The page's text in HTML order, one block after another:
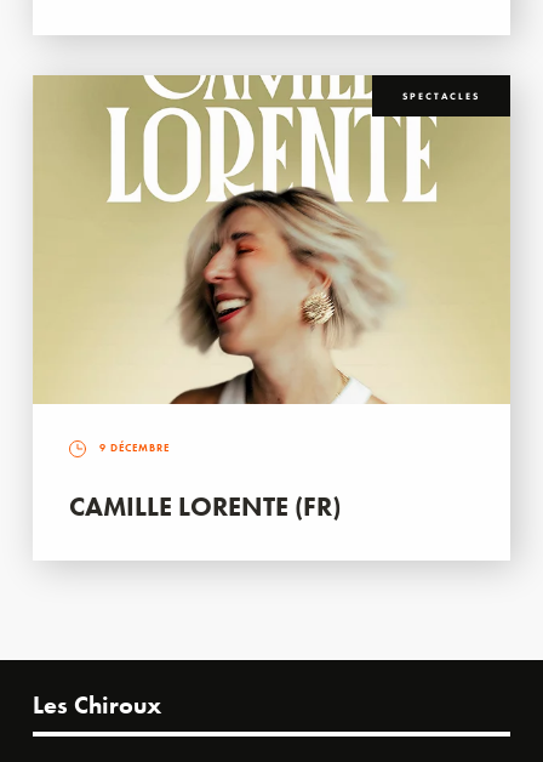
SPECTACLES
9 DÉCEMBRE
CAMILLE LORENTE (FR)
Les Chiroux